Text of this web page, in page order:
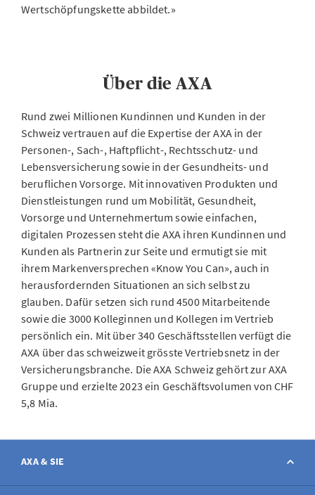
Wertschöpfungskette abbildet.»
Über die AXA
Rund zwei Millionen Kundinnen und Kunden in der
Schweiz vertrauen auf die Expertise der AXA in der
Personen-, Sach-, Haftpflicht-, Rechtsschutz- und
Lebensversicherung sowie in der Gesundheits- und
beruflichen Vorsorge. Mit innovativen Produkten und
Dienstleistungen rund um Mobilität, Gesundheit,
Vorsorge und Unternehmertum sowie einfachen,
digitalen Prozessen steht die AXA ihren Kundinnen und
Kunden als Partnerin zur Seite und ermutigt sie mit
ihrem Markenversprechen «Know You Can», auch in
herausfordernden Situationen an sich selbst zu
glauben. Dafür setzen sich rund 4500 Mitarbeitende
sowie die 3000 Kolleginnen und Kollegen im Vertrieb
persönlich ein. Mit über 340 Geschäftsstellen verfügt die
AXA über das schweizweit grösste Vertriebsnetz in der
Versicherungsbranche. Die AXA Schweiz gehört zur AXA
Gruppe und erzielte 2023 ein Geschäftsvolumen von CHF
5,8 Mia.
AXA & SIE